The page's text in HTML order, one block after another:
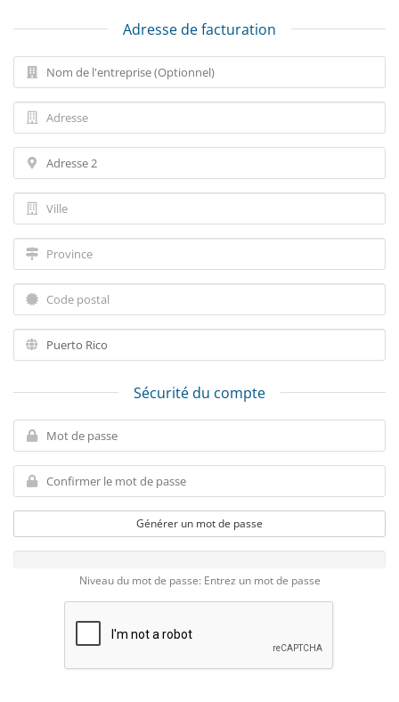
Adresse de facturation
Sécurité du compte
Générer un mot de passe
Niveau du mot de passe: Entrez un mot de passe